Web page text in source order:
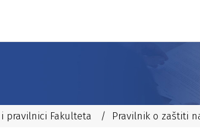
pravilnici Fakulteta / Pravilnik o zaštiti